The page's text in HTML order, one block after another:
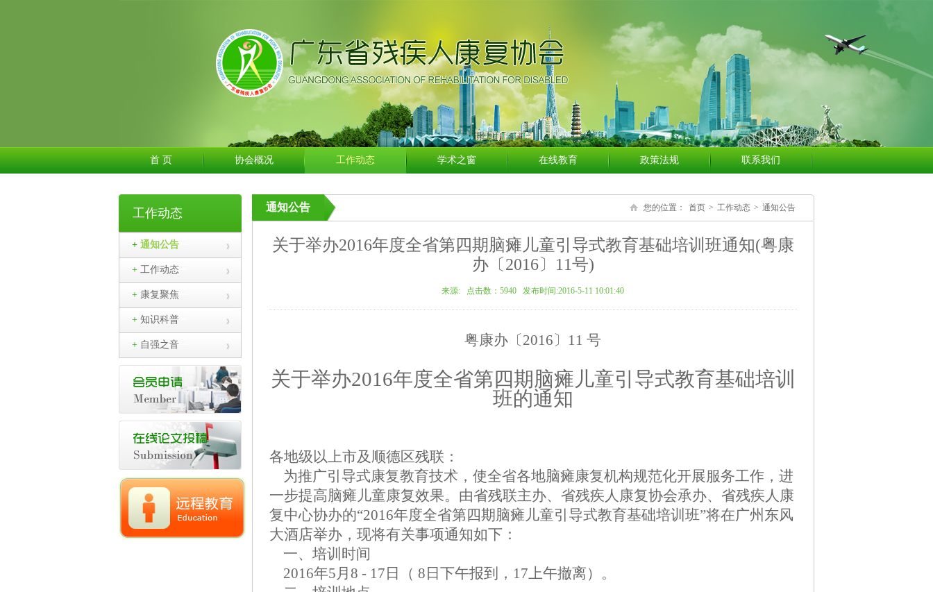
首 页 协会概况 工作动态 学术之窗 在线教育 政策法规 联系我们
工作动态
+ 通知公告
+ 工作动态
+ 康复聚焦
+ 知识科普
+ 自强之音
通知公告 您的位置： 首页 > 工作动态 > 通知公告
关于举办2016年度全省第四期脑瘫儿童引导式教育基础培训班通知(粤康
办〔2016〕11号)
来源: 点击数：5940 发布时间:2016-5-11 10:01:40
粤康办〔2016〕 11 号
关于举办2016年度全省第四期脑瘫儿童引导式教育基础培训
班的通知
各地级以上市及顺德区残联：
为推广引导式康复教育技术 ，使全省各地脑瘫康复机构规范化开展服务工作 ，进
一步提高脑瘫儿童康复效果。由省残联主办、省残疾人康复协会承办、省残疾人康
复中心协办的“2016年度全省第四期脑瘫儿童引导式教育基础培训班”将在广州 东风
大酒店举办，现将有关事项通知如下：
一、培训时间
2016年5月8- 17 日（ 8 日下午报到， 17上午撤离）。